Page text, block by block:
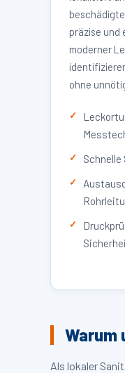
präzise und
moderner
ohne
Schnelle
Als lokaler